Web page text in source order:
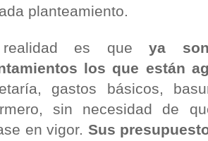
planteamiento.
es queya
los que están
gastos básicos,
sin necesidad de
en vigor. Sus